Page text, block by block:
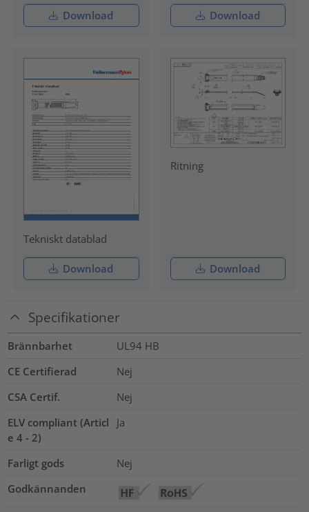
Download Download
Tekniskt datablad
Download
Ritning
Download
Specifikationer
Brännbarhet
UL94 HB
CE Certifierad
Nej
CSA Certif.
Nej
ELV compliant (Articl
e 4 - 2)
Ja
Farligt gods
Nej
Godkännanden